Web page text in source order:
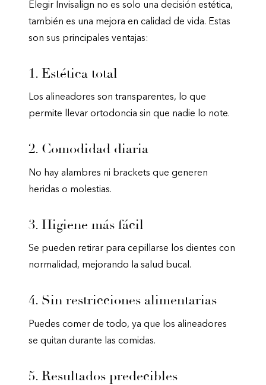
Elegir Invisalign no es solo una decisión estética,
también es una mejora en calidad de vida. Estas
son sus principales ventajas:
1. Estética total
Los alineadores son transparentes, lo que
permite llevar ortodoncia sin que nadie lo note.
2. Comodidad diaria
No hay alambres ni brackets que generen
heridas o molestias.
3. Higiene más fácil
Se pueden retirar para cepillarse los dientes con
normalidad, mejorando la salud bucal.
4. Sin restricciones alimentarias
Puedes comer de todo, ya que los alineadores
se quitan durante las comidas.
5. Resultados predecibles